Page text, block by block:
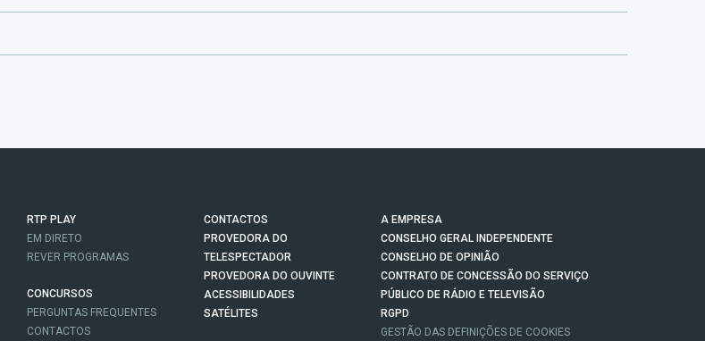
RTP PLAY
EM DIRETO
REVER PROGRAMAS
CONCURSOS
PERGUNTAS FREQUENTES
CONTACTOS
CONTACTOS
PROVEDORA DO
TELESPECTADOR
PROVEDORA DO OUVINTE
ACESSIBILIDADES
SATÉLITES
A EMPRESA
CONSELHO GERAL INDEPENDENTE
CONSELHO DE OPINIÃO
CONTRATO DE CONCESSÃO DO SERVIÇO
PÚBLICO DE RÁDIO E TELEVISÃO
RGPD
GESTÃO DAS DEFINIÇÕES DE COOKIES